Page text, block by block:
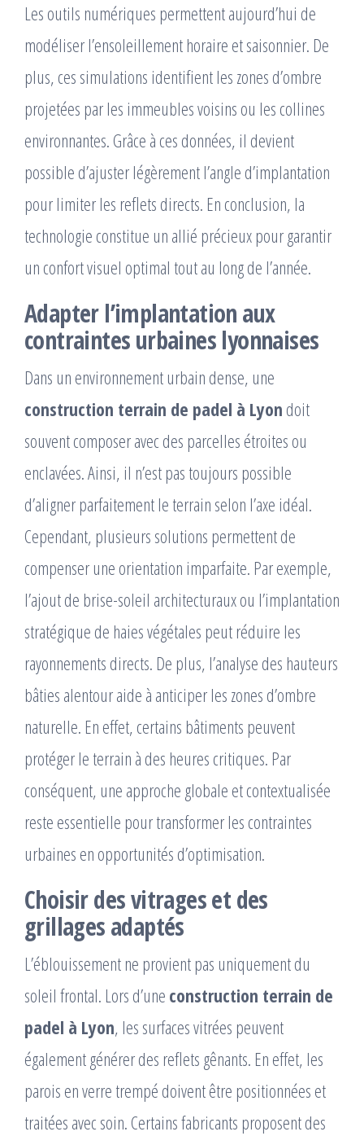
Les outils numériques permettent aujourd’hui de
modéliser l’ensoleillement horaire et saisonnier. De
plus, ces simulations identifient les zones d’ombre
projetées par les immeubles voisins ou les collines
environnantes. Grâce à ces données, il devient
possible d’ajuster légèrement l’angle d’implantation
pour limiter les reflets directs. En conclusion, la
technologie constitue un allié précieux pour garantir
un confort visuel optimal tout au long de l’année.
Adapter l’implantation aux
contraintes urbaines lyonnaises
Dans un environnement urbain dense, une
construction terrain de padel à Lyon doit
souvent composer avec des parcelles étroites ou
enclavées. Ainsi, il n’est pas toujours possible
d’aligner parfaitement le terrain selon l’axe idéal.
Cependant, plusieurs solutions permettent de
compenser une orientation imparfaite. Par exemple,
l’ajout de brise-soleil architecturaux ou l’implantation
stratégique de haies végétales peut réduire les
rayonnements directs. De plus, l’analyse des hauteurs
bâties alentour aide à anticiper les zones d’ombre
naturelle. En effet, certains bâtiments peuvent
protéger le terrain à des heures critiques. Par
conséquent, une approche globale et contextualisée
reste essentielle pour transformer les contraintes
urbaines en opportunités d’optimisation.
Choisir des vitrages et des
grillages adaptés
L’éblouissement ne provient pas uniquement du
soleil frontal. Lors d’une construction terrain de
padel à Lyon, les surfaces vitrées peuvent
également générer des reflets gênants. En effet, les
parois en verre trempé doivent être positionnées et
traitées avec soin. Certains fabricants proposent des